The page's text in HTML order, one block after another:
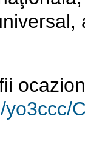
yo3ccc/